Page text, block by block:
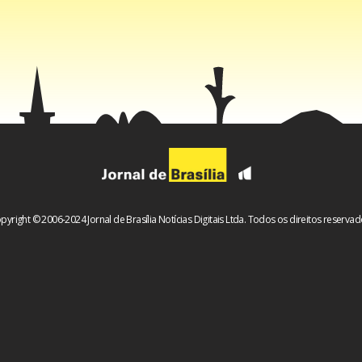
© 2006-2024 Jornal de Brasília Notícias Digitais Ltda. Todos os direitos